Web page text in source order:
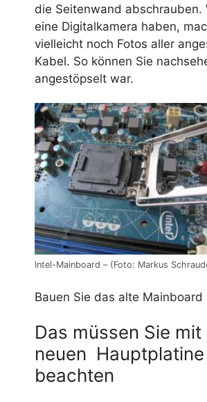
die Seitenwand abschrauben.
eine Digitalkamera haben,
vielleicht noch Fotos aller
Kabel. So können Sie
angestöpselt war.
Intel-Mainboard – (Foto: Markus
Bauen Sie das alte Mainboard
Das müssen Sie mit
neuen Hauptplatine
beachten